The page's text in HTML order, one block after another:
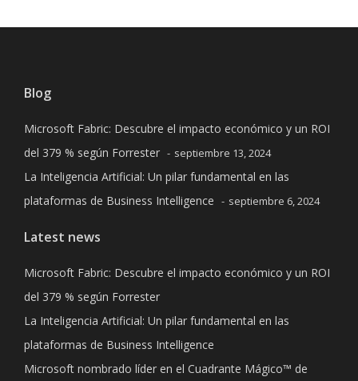
Blog
Microsoft Fabric: Descubre el impacto económico y un ROI
del 379 % según Forrester
septiembre 13, 2024
La Inteligencia Artificial: Un pilar fundamental en las
plataformas de Business Intelligence
septiembre 6, 2024
Latest news
Microsoft Fabric: Descubre el impacto económico y un ROI
del 379 % según Forrester
La Inteligencia Artificial: Un pilar fundamental en las
plataformas de Business Intelligence
Microsoft nombrado líder en el Cuadrante Mágico™ de